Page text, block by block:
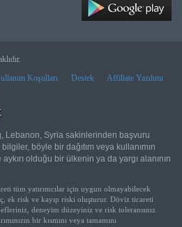
Koşulları Destek
Affiliate Yazılımı
Lebanon, Syria sakinlerinden başvuru
böyle bir dağıtım veya kullanımın
olduğu bir ülkenin ya da yargı alanının
tüm yatırımcılar için uygun olmayabilecek
ek risk ve kayıp riski oluşturur. Döviz ticareti
deneyim düzeyiniz ve risk toleransınız
bir kısmını veya tamamını